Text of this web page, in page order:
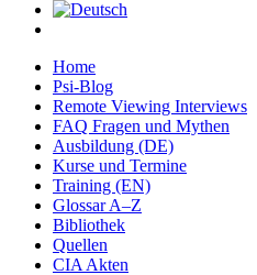
Home
Psi-Blog
Remote Viewing Interviews
FAQ Fragen und Mythen
Ausbildung (DE)
Kurse und Termine
Training (EN)
Glossar A–Z
Bibliothek
Quellen
CIA Akten